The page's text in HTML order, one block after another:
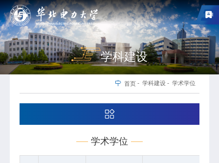
学科建设
首页 - 学科建设 - 学术学位
学术学位